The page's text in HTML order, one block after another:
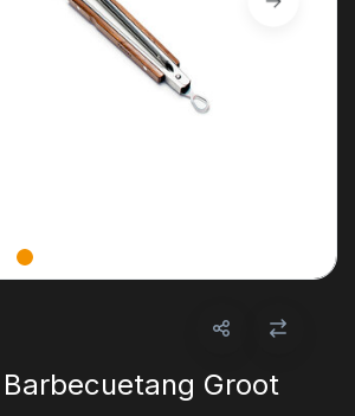
Groot